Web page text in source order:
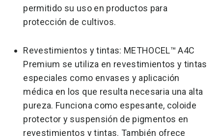
permitido su uso en productos para
protección de cultivos.
Revestimientos y tintas: METHOCEL™ A4C
Premium se utiliza en revestimientos y tintas
especiales como envases y aplicación
médica en los que resulta necesaria una alta
pureza. Funciona como espesante, coloide
protector y suspensión de pigmentos en
revestimientos y tintas. También ofrece